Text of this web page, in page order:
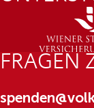
FRAGEN